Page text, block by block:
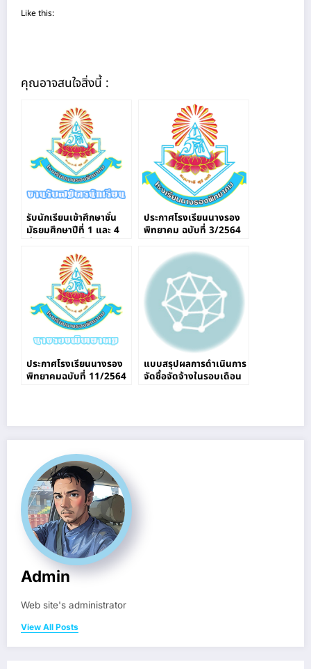
Like this:
คุณอาจสนใจสิ่งนี้ :
รับนักเรียนเข้าศึกษาชั้น
มัธยมศึกษาปีที่ 1 และ 4
ประกาศโรงเรียนนางรอง
พิทยาคม ฉบับที่ 3/2564
ประกาศโรงเรียนนางรอง
พิทยาคมฉบับที่ 11/2564
แบบสรุปผลการดำเนินการ
จัดซื้อจัดจ้างในรอบเดือน
Admin
Web site's administrator
View All Posts